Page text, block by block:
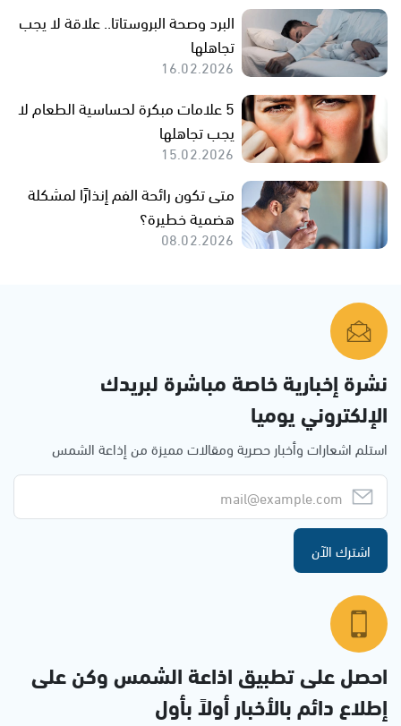
البرد وصحة البروستاتا.. علاقة لا يجب
تجاهلها
16.02.2026
5 علامات مبكرة لحساسية الطعام لا
يجب تجاهلها
15.02.2026
متى تكون رائحة الفم إنذارًا لمشكلة
هضمية خطيرة؟
08.02.2026
نشرة إخبارية خاصة مباشرة لبريدك
الإلكتروني يوميا
استلم اشعارات وأخبار حصرية ومقالات مميزة من إذاعة الشمس
اشترك الآن
احصل على تطبيق اذاعة الشمس وكن على
إطلاع دائم بالأخبار أولاً بأول